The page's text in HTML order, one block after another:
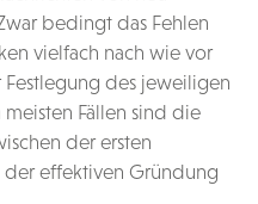
bedingt das Fehlen
vielfach nach wie vor
des jeweiligen
Fällen sind die
der ersten
effektiven Gründung